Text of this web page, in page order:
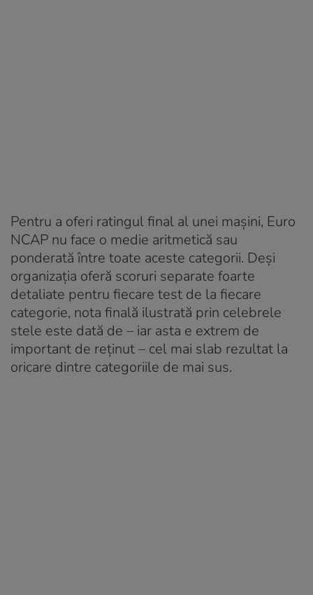
Pentru a oferi ratingul final al unei mașini, Euro
NCAP nu face o medie aritmetică sau
ponderată între toate aceste categorii. Deși
organizația oferă scoruri separate foarte
detaliate pentru fiecare test de la fiecare
categorie, nota finală ilustrată prin celebrele
stele este dată de – iar asta e extrem de
important de reținut – cel mai slab rezultat la
oricare dintre categoriile de mai sus.